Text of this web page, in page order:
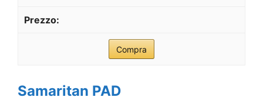
Compra
Samaritan PAD